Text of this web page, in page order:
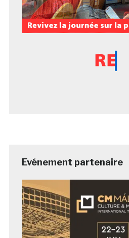
Evénement partenaire